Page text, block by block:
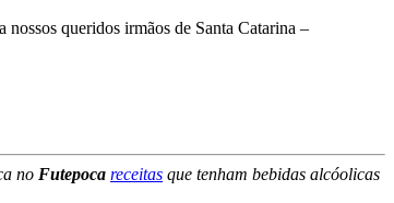
nossos queridos irmãos de Santa Catarina –
no Futepoca receitas que tenham bebidas alcóolicas